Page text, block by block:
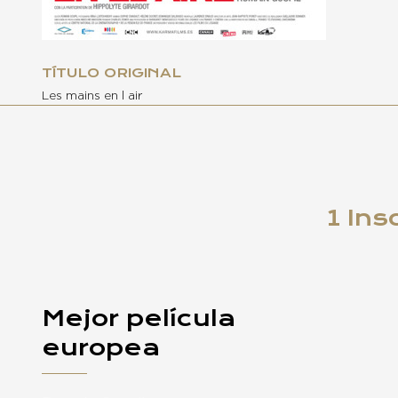
TÍTULO ORIGINAL
Les mains en l air
1
Mejor película
europea